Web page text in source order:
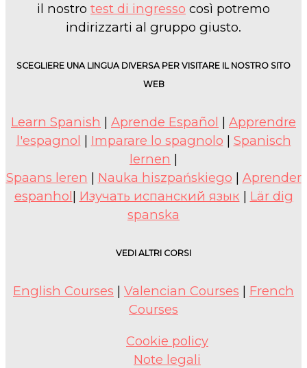
il nostro test di ingresso così potremo
indirizzarti al gruppo giusto.
SCEGLIERE UNA LINGUA DIVERSA PER VISITARE IL NOSTRO SITO
WEB
Learn Spanish | Aprende Español | Apprendre
l'espagnol | Imparare lo spagnolo | Spanisch
lernen |
Spaans leren | Nauka hiszpańskiego | Aprender
espanhol| Изучать испанский язык | Lär dig
spanska
VEDI ALTRI CORSI
English Courses | Valencian Courses | French
Courses
Cookie policy
Note legali